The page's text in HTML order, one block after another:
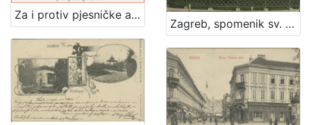
Za i protiv pjesničke avangarde : Književni petak, dvorana u Novinarskom domu, 19. 11. 1971., br. 386 / Imre Bori, Branimir Donat, Ferdinand Kriwet, Vagn Steen, Franci Zagoričnik, Andrea Zanzotto, Ellio Philoppo Accrocca i Mladen Machiedo ; urednik Stanislav Škunca
Zagreb, spomenik sv. Jurja = Agram, monument de St. George